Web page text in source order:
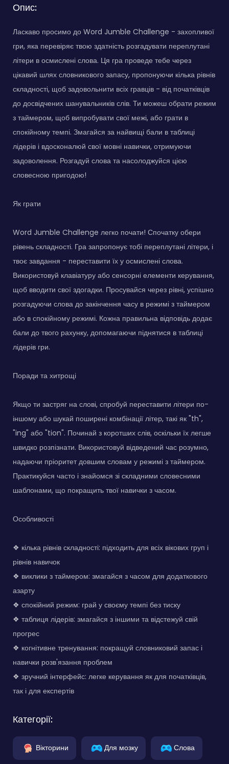
Опис:
Ласкаво просимо до Word Jumble Challenge - захопливої
гри, яка перевіряє твою здатність розгадувати переплутані
літери в осмислені слова. Ця гра проведе тебе через
цікавий шлях словникового запасу, пропонуючи кілька рівнів
складності, щоб задовольнити всіх гравців - від початківців
до досвідчених шанувальників слів. Ти можеш обрати режим
з таймером, щоб випробувати свої межі, або грати в
спокійному темпі. Змагайся за найвищі бали в таблиці
лідерів і вдосконалюй свої мовні навички, отримуючи
задоволення. Розгадуй слова та насолоджуйся цією
словесною пригодою!
Як грати
Word Jumble Challenge легко почати! Спочатку обери
рівень складності. Гра запропонує тобі переплутані літери, і
твоє завдання - переставити їх у осмислені слова.
Використовуй клавіатуру або сенсорні елементи керування,
щоб вводити свої здогадки. Просувайся через рівні, успішно
розгадуючи слова до закінчення часу в режимі з таймером
або в спокійному режимі. Кожна правильна відповідь додає
бали до твого рахунку, допомагаючи піднятися в таблиці
лідерів гри.
Поради та хитрощі
Якщо ти застряг на слові, спробуй переставити літери по-
іншому або шукай поширені комбінації літер, такі як "th",
"ing" або "tion". Починай з коротших слів, оскільки їх легше
швидко розпізнати. Використовуй відведений час розумно,
надаючи пріоритет довшим словам у режимі з таймером.
Практикуйся часто і знайомся зі складними словесними
шаблонами, що покращить твої навички з часом.
Особливості
❖ кілька рівнів складності: підходить для всіх вікових груп і
рівнів навичок
❖ виклики з таймером: змагайся з часом для додаткового
азарту
❖ спокійний режим: грай у своєму темпі без тиску
❖ таблиця лідерів: змагайся з іншими та відстежуй свій
прогрес
❖ когнітивне тренування: покращуй словниковий запас і
навички розв'язання проблем
❖ зручний інтерфейс: легке керування як для початківців,
так і для експертів
Категорії:
Вікторини Для мозку Слова